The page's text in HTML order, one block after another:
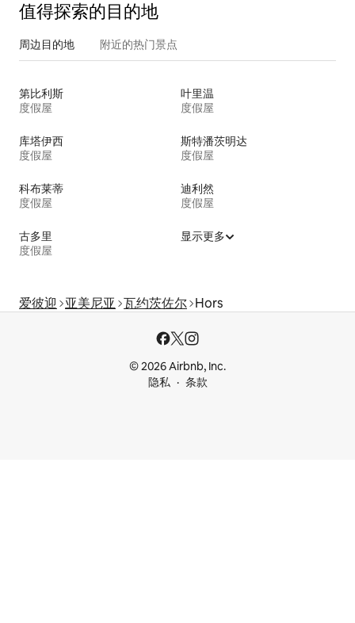
值得探索的目的地
周边目的地 附近的热门景点
第比利斯
度假屋
叶里温
度假屋
库塔伊西
度假屋
斯特潘茨明达
度假屋
科布莱蒂
度假屋
迪利然
度假屋
古多里
度假屋
显示更多
爱彼迎 亚美尼亚 瓦约茨佐尔 Hors
© 2026 Airbnb, Inc.
隐私
条款